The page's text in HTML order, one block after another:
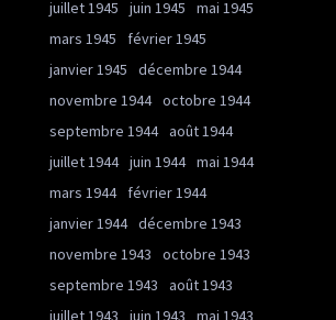
juillet 1945
juin 1945
mai 1945
mars 1945
février 1945
janvier 1945
décembre 1944
novembre 1944 octobre 1944
septembre 1944 août 1944
juillet 1944 juin 1944 mai 1944
mars 1944
février 1944
janvier 1944 décembre 1943
novembre 1943
octobre 1943
septembre 1943
août 1943
juillet 1943
juin 1943 mai 1943